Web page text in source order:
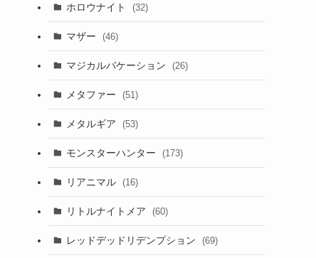
ホロウナイト (32)
マザー (46)
マジカルバケーション (26)
メタファー (51)
メタルギア (53)
モンスターハンター (173)
リアニマル (16)
リトルナイトメア (60)
レッドデッドリデンプション (69)